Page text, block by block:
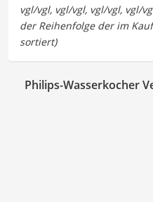
Philips-Wasserkocher